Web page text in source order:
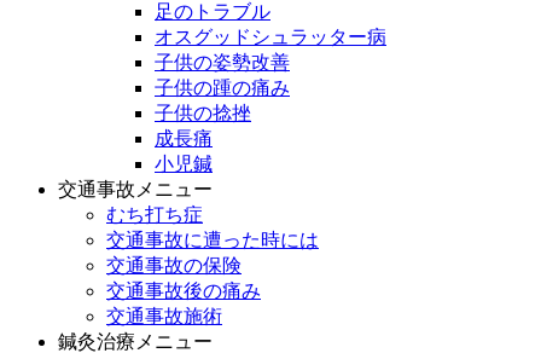
足のトラブル
オスグッドシュラッター病
子供の姿勢改善
子供の踵の痛み
子供の捻挫
成長痛
小児鍼
交通事故メニュー
むち打ち症
交通事故に遭った時には
交通事故の保険
交通事故後の痛み
交通事故施術
鍼灸治療メニュー